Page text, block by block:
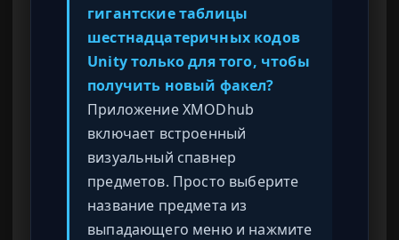
гигантские таблицы
шестнадцатеричных кодов
Unity только для того, чтобы
получить новый факел?
Приложение XMODhub
включает встроенный
визуальный спавнер
предметов. Просто выберите
название предмета из
выпадающего меню и нажмите